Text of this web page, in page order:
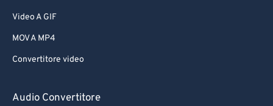
Video A GIF
MOV A MP4
Convertitore video
Audio Convertitore